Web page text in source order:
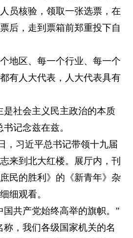
员核验，领取一张选票，在
后，走到票箱前郑重投下自
地区、每一个行业、每一个
有人大代表，人大代表具有
是社会主义民主政治的本质
记念兹在兹。
，习近平总书记带领十九届
来到北大红楼。展厅内，刊
民的胜利》的《新青年》杂
细观看。
国共产党始终高举的旗帜。”
称，我们各级国家机关的名